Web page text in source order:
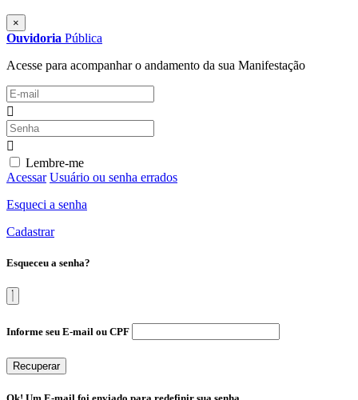
×
Ouvidoria Pública
Acesse para acompanhar o andamento da sua Manifestação
Lembre-me
Acessar Usuário ou senha errados
Esqueci a senha
Cadastrar
Esqueceu a senha?
Informe seu E-mail ou CPF
Recuperar